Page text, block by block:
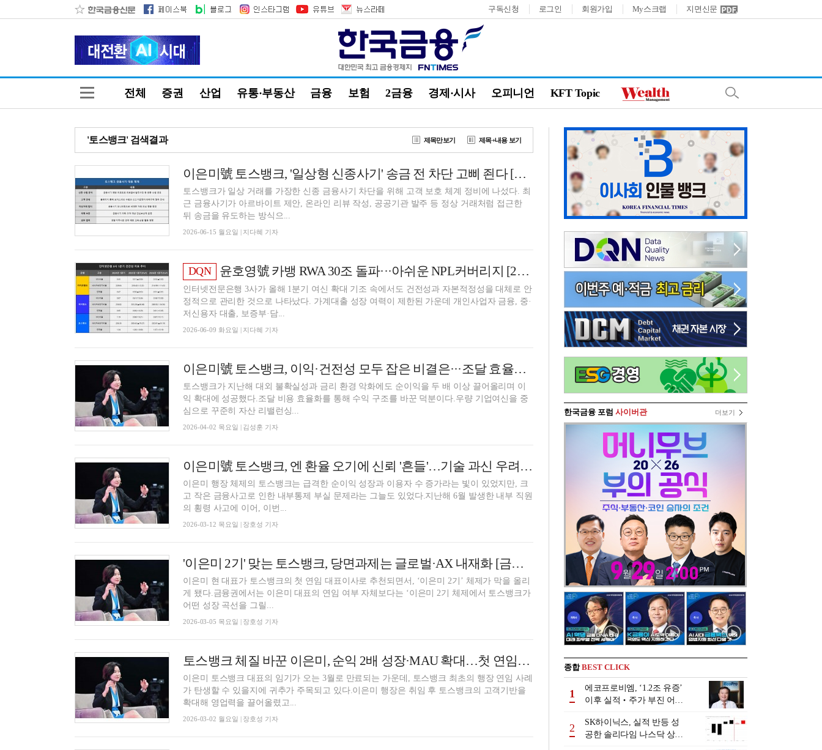
구독신청 로그인 회원가입 My스크랩 지면신문
전체 증권 산업 유통·부동산 금융 보험 2금융 경제·시사 오피니언 KFT Topic
'토스뱅크' 검색결과 제목만보기 제목+내용 보기
이은미號 토스뱅크, '일상형 신종사기' 송금 전 차단 고삐 죈다 [금융안전망 점검]
토스뱅크가 일상 거래를 가장한 신종 금융사기 차단을 위해 고객 보호 체계 정비에 나섰다. 최
근 금융사기가 아르바이트 제안, 온라인 리뷰 작성, 공공기관 발주 등 정상 거래처럼 접근한
뒤 송금을 유도하는 방식으...
2026-06-15 월요일 | 지다혜 기자
DQN 윤호영號 카뱅 RWA 30조 돌파···아쉬운 NPL커버리지 [2026 1분기 인뱅 리그테이블]
인터넷전문은행 3사가 올해 1분기 여신 확대 기조 속에서도 건전성과 자본적정성을 대체로 안
정적으로 관리한 것으로 나타났다. 가계대출 성장 여력이 제한된 가운데 개인사업자 금융, 중·
저신용자 대출, 보증부·담...
2026-06-09 화요일 | 지다혜 기자
이은미號 토스뱅크, 이익·건전성 모두 잡은 비결은···조달 효율화·자산리밸런싱 [금융사 2025 실적]
토스뱅크가 지난해 대외 불확실성과 금리 환경 악화에도 순이익을 두 배 이상 끌어올리며 이
익 확대에 성공했다.조달 비용 효율화를 통해 수익 구조를 바꾼 덕분이다.우량 기업여신을 중
심으로 꾸준히 자산 리밸런싱...
2026-04-02 목요일 | 김성훈 기자
이은미號 토스뱅크, 엔 환율 오기에 신뢰 '흔들'…기술 과신 우려 [인뱅은 지금]
이은미 행장 체제의 토스뱅크는 급격한 순이익 성장과 이용자 수 증가라는 빛이 있었지만, 크
고 작은 금융사고로 인한 내부통제 부실 문제라는 그늘도 있었다.지난해 6월 발생한 내부 직원
의 횡령 사고에 이어, 이번...
2026-03-12 목요일 | 장호성 기자
'이은미 2기' 맞는 토스뱅크, 당면과제는 글로벌·AX 내재화 [금융권 CEO 이슈]
이은미 현 대표가 토스뱅크의 첫 연임 대표이사로 추천되면서, ‘이은미 2기’ 체제가 막을 올리
게 됐다.금융권에서는 이은미 대표의 연임 여부 자체보다는 ‘이은미 2기 체제에서 토스뱅크가
어떤 성장 곡선을 그릴...
2026-03-05 목요일 | 장호성 기자
토스뱅크 체질 바꾼 이은미, 순익 2배 성장·MAU 확대…첫 연임 가시권 [금융권 CEO 이슈]
이은미 토스뱅크 대표의 임기가 오는 3월로 만료되는 가운데, 토스뱅크 최초의 행장 연임 사례
가 탄생할 수 있을지에 귀추가 주목되고 있다.이은미 행장은 취임 후 토스뱅크의 고객기반을
확대해 영업력을 끌어올렸고...
2026-03-02 월요일 | 장호성 기자
한국금융 포럼 사이버관 더보기
종합BEST CLICK
1
에코프로비엠, ‘1.2조 유증’
이후 실적‧주가 부진 어쩌
2
SK하이닉스, 실적 반등 성
공한 솔리다임 나스닥 상장